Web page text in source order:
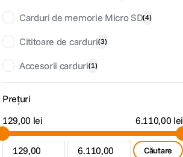
Carduri de memorie Micro SD(4)
Cititoare de carduri(3)
Accesorii carduri(1)
Prețuri
Căutare
129,00 lei 6.110,00 lei